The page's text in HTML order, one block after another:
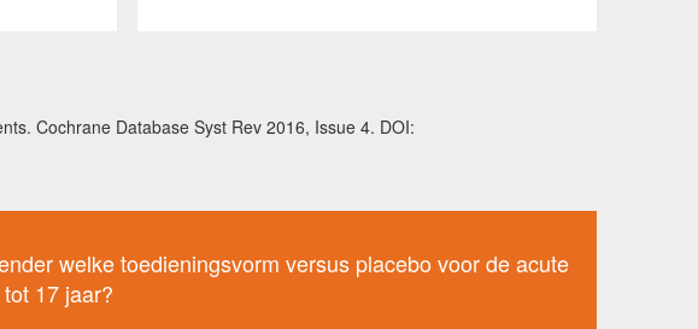
Cochrane Database Syst Rev 2016, Issue 4. DOI:
welke toedieningsvorm versus placebo voor de acute
17 jaar?